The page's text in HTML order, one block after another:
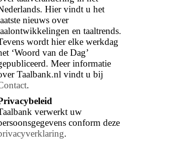
Hier vindt u het
nieuws over
en taaltrends.
wordt hier elke werkdag
‘Woord van de Dag’
Meer informatie
Taalbank.nl vindt u bij
.
verwerkt uw
conform deze
.